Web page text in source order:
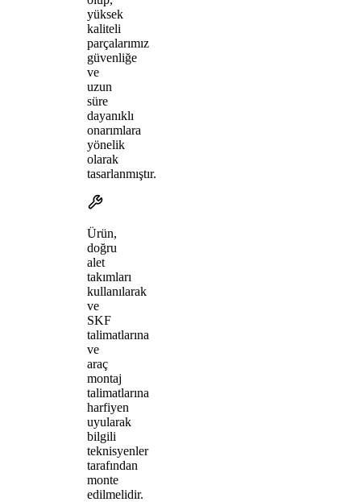
yüksek
kaliteli
parçalarımız
güvenliğe
ve
uzun
süre
dayanıklı
onarımlara
yönelik
olarak
tasarlanmıştır.
Ürün,
doğru
alet
takımları
kullanılarak
ve
SKF
talimatlarına
ve
araç
montaj
talimatlarına
harfiyen
uyularak
bilgili
teknisyenler
tarafından
monte
edilmelidir.